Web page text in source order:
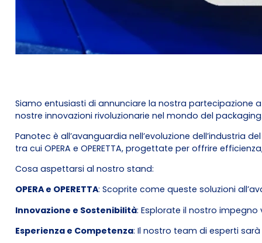
Siamo entusiasti di annunciare la nostra partecipazione a
nostre innovazioni rivoluzionarie nel mondo del
Panotec è all’avanguardia nell’evoluzione dell’industria
tra cui OPERA e OPERETTA, progettate per offrire
Cosa aspettarsi al nostro stand:
OPERA e OPERETTA: Scoprite come queste soluzioni
Innovazione e Sostenibilità: Esplorate il nostro
Esperienza e Competenza: Il nostro team di esperti